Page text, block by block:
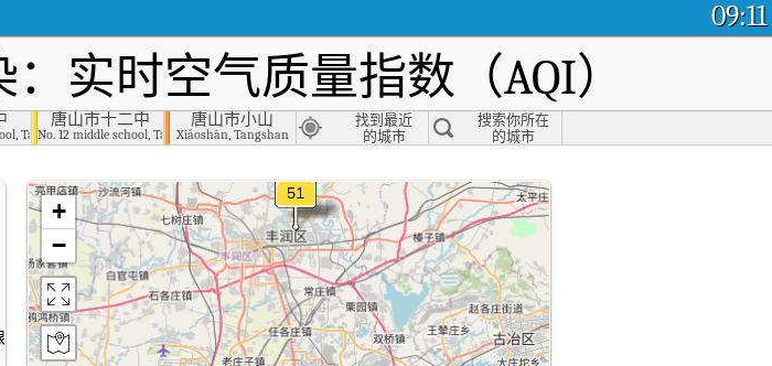
09:11
实时空气质量指数（AQI）
Tangshan
唐山市十二中
No. 12 middle school, Tangshan
唐山市小山
Xiǎoshān, Tangshan
找到最近
的城市
搜索你所在
的城市
+
−